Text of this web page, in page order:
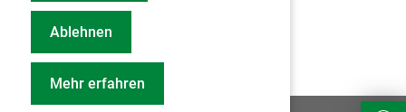
Ablehnen
Mehr erfahren